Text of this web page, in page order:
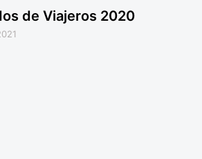
de Viajeros 2020